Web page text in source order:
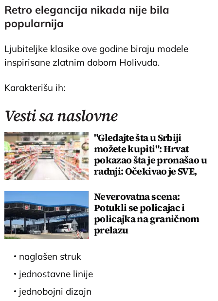
Retro elegancija nikada nije bila
popularnija
Ljubiteljke klasike ove godine biraju modele
inspirisane zlatnim dobom Holivuda.
Karakterišu ih:
Vesti sa naslovne
"Gledajte šta u Srbiji
možete kupiti": Hrvat
pokazao šta je pronašao u
radnji: Očekivao je SVE,
Neverovatna scena:
Potukli se policajac i
policajka na graničnom
prelazu
naglašen struk
jednostavne linije
jednobojni dizajn